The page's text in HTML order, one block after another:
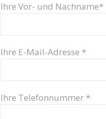
Ihre Vor- und Nachname*
Ihre E-Mail-Adresse *
Ihre Telefonnummer *